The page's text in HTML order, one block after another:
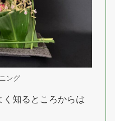
ング
く知るところからは